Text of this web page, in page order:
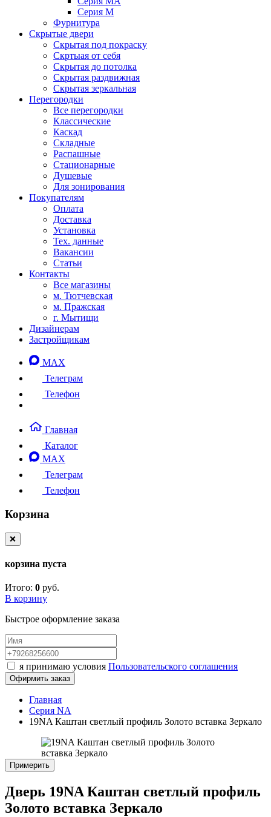
Серия M
Фурнитура
Скрытые двери
Скрытая под покраску
Скртыая от себя
Скрытая до потолка
Скрытая раздвижная
Скрытая зеркальная
Перегородки
Все перегородки
Классические
Каскад
Складные
Распашные
Стационарные
Душевые
Для зонирования
Покупателям
Оплата
Доставка
Установка
Тех. данные
Вакансии
Статьи
Контакты
Все магазины
м. Тютчевская
м. Пражская
г. Мытищи
Дизайнерам
Застройщикам
MAX
Телеграм
Телефон
Главная
Каталог
MAX
Телеграм
Телефон
Корзина
❌
корзина пуста
Итого: 0 руб.
В корзину
Быстрое оформление заказа
я принимаю условия Пользовательского соглашения
Офирмить заказ
Главная
Серия NA
19NA Каштан светлый профиль Золото вставка Зеркало
Примерить
Дверь 19NA Каштан светлый профиль
Золото вставка Зеркало